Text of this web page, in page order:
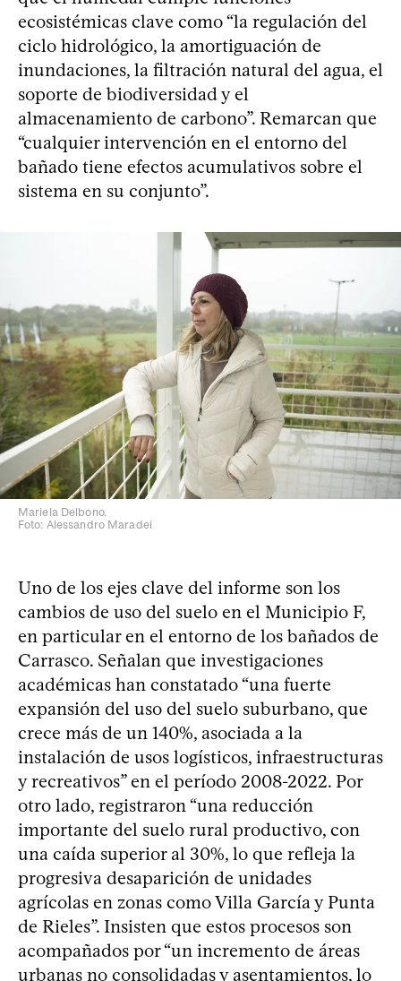
ecosistémicas clave como “la regulación del
ciclo hidrológico, la amortiguación de
inundaciones, la filtración natural del agua, el
soporte de biodiversidad y el
almacenamiento de carbono”. Remarcan que
“cualquier intervención en el entorno del
bañado tiene efectos acumulativos sobre el
sistema en su conjunto”.
Mariela Delbono.
Foto: Alessandro Maradei
Uno de los ejes clave del informe son los
cambios de uso del suelo en el Municipio F,
en particular en el entorno de los bañados de
Carrasco. Señalan que investigaciones
académicas han constatado “una fuerte
expansión del uso del suelo suburbano, que
crece más de un 140%, asociada a la
instalación de usos logísticos, infraestructuras
y recreativos” en el período 2008-2022. Por
otro lado, registraron “una reducción
importante del suelo rural productivo, con
una caída superior al 30%, lo que refleja la
progresiva desaparición de unidades
agrícolas en zonas como Villa García y Punta
de Rieles”. Insisten que estos procesos son
acompañados por “un incremento de áreas
urbanas no consolidadas y asentamientos, lo